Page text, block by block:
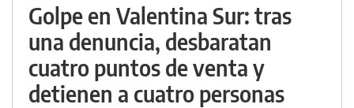
Golpe en Valentina Sur: tras
una denuncia, desbaratan
cuatro puntos de venta y
detienen a cuatro personas